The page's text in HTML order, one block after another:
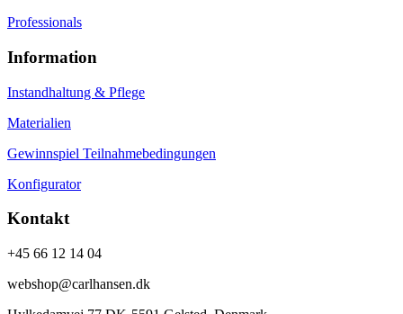
Professionals
Information
Instandhaltung & Pflege
Materialien
Gewinnspiel Teilnahmebedingungen
Konfigurator
Kontakt
+45 66 12 14 04
webshop@carlhansen.dk